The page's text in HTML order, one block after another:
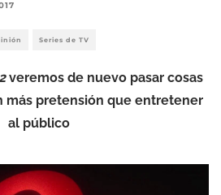
Series de TV
veremos de nuevo pasar cosas
más pretensión que entretener
al público